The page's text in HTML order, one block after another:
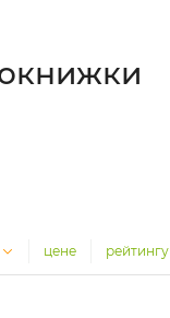
цене рейтингу